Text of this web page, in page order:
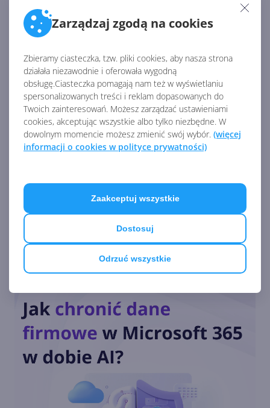
Zarządzaj zgodą na cookies
Zbieramy ciasteczka, tzw. pliki cookies, aby nasza strona
działała niezawodnie i oferowała wygodną
obsługę.Ciasteczka pomagają nam też w wyświetlaniu
spersonalizowanych treści i reklam dopasowanych do
Twoich zainteresowań. Możesz zarządzać ustawieniami
cookies, akceptując wszystkie albo tylko niezbędne. W
dowolnym momencie możesz zmienić swój wybór. (więcej
informacji o cookies w polityce prywatności)
Odrzuć wszystkie
Dostosuj
Zaakceptuj wszystkie
Zapraszamy na darmowe
warsztaty: 4 sposoby na
ochronę danych w chmurze w
dobie AI
Bezpieczna praca zespołu
sprzedażowego na Onex Day
Czas na zapowiedź kolejnej
prelekcji Onex Day vol. 3!
Poznaj agendę Onex Day vol.
3!
Onex Day - 3. edycja